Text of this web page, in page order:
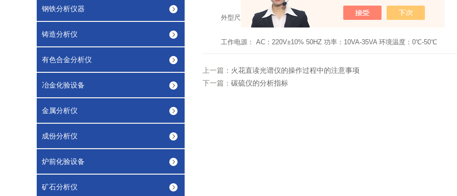
钢铁分析仪器
铸造分析仪
有色合金分析仪
冶金化验设备
金属分析仪
成份分析仪
炉前化验设备
矿石分析仪
外型尺寸： 长：200mm 高:200mm 厚:120mm
工作电源： AC：220V±10% 50HZ 功率：10VA-35VA 环境温度：0℃-50℃
上一篇： 火花直读光谱仪的操作过程中的注意事项
下一篇： 碳硫仪的分析指标